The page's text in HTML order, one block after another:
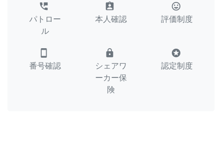
perm_phone_msg
パトロー
ル
assignment_ind
本人確認
tag_faces
評価制度
smartphone
番号確認
lock
シェアワ
ーカー保
険
stars
認定制度